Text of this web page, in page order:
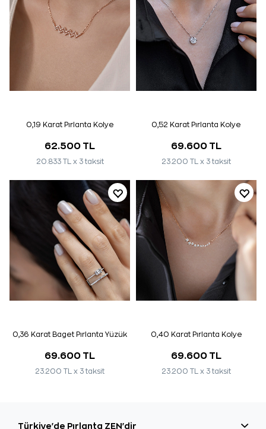
0,19 Karat Pırlanta Kolye
62.500 TL
20.833 TL x 3 taksit
0,52 Karat Pırlanta Kolye
69.600 TL
23.200 TL x 3 taksit
0,36 Karat Baget Pırlanta Yüzük
69.600 TL
23.200 TL x 3 taksit
0,40 Karat Pırlanta Kolye
69.600 TL
23.200 TL x 3 taksit
Türkiye'de Pırlanta ZEN'dir